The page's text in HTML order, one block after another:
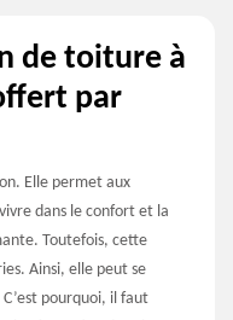
de toiture à
par
Elle permet aux
dans le confort et la
Toutefois, cette
Ainsi, elle peut se
pourquoi, il faut